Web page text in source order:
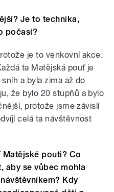
Je to technika,
počasí?
je to venkovní akce.
ta Matějská pouť je
a byla zima až do
že bylo 20 stupňů a bylo
protože jsme závislí
celá ta návštěvnost
pouti? Co
aby se vůbec mohla
Kdy